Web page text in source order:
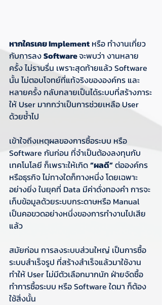
หากใครเคย Implement หรือ ทำงานเกี่ยว
กับการลง Software จะพบว่า งานหลาย
ครั้ง ไม่ราบรื่น เพราะสุดท้ายแล้ว Software
นั้น ไม่ตอบโจทย์ที่แท้จริงขององค์กร และ
หลายครั้ง กลับกลายเป็นได้ระบบที่สร้างภาระ
ให้ User มากกว่าเป็นการช่วยเหลือ User
ด้วยซ้ำไป
เข้าใจถึงเหตุผลของการซื้อระบบ หรือ
Software กันก่อน ที่จำเป็นต้องลงทุนกับ
เทคโนโลยี ก็เพราะให้เกิด “ผลดี” ต่อองค์กร
หรือธุรกิจ ไม่ทางใดก็ทางหนึ่ง โดยเฉพาะ
อย่างยิ่ง ในยุคที่ Data มีค่าดั่งทองคำ การจะ
เก็บข้อมูลด้วยระบบกระดาษหรือ Manual
เป็นคอขวดอย่างหนึ่งของการทำงานไปเสีย
แล้ว
สมัยก่อน การลงระบบส่วนใหญ่ เป็นการซื้อ
ระบบสำเร็จรูป ที่สร้างสำเร็จแล้วมาใช้งาน
ทำให้ User ไม่มีตัวเลือกมากนัก ฝ่ายจัดซื้อ
ทำการซื้อระบบ หรือ Software ใดมา ก็ต้อง
ใช้สิ่งนั้น